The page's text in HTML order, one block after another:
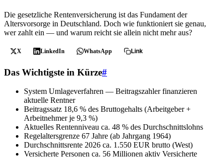
Die gesetzliche Rentenversicherung ist das Fundament der
Altersvorsorge in Deutschland. Doch wie funktioniert sie genau,
wer zahlt ein — und warum reicht sie allein nicht mehr aus?
X LinkedIn WhatsApp Link
Das Wichtigste in Kürze#
System Umlageverfahren — Beitragszahler finanzieren
aktuelle Rentner
Beitragssatz 18,6 % des Bruttogehalts (Arbeitgeber +
Arbeitnehmer je 9,3 %)
Aktuelles Rentenniveau ca. 48 % des Durchschnittslohns
Regelaltersgrenze 67 Jahre (ab Jahrgang 1964)
Durchschnittsrente 2026 ca. 1.550 EUR brutto (West)
Versicherte Personen ca. 56 Millionen aktiv Versicherte